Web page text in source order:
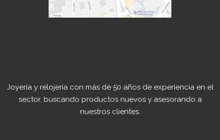
Joyería y relojería con más de 50 años de experiencia en el
sector, buscando productos nuevos y asesorando a
nuestros clientes.